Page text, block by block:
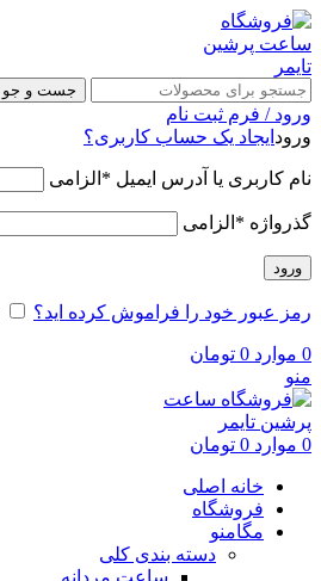
جست و جو
ورود / فرم ثبت نام
ورود ایجاد یک حساب کاربری؟
نام کاربری یا آدرس ایمیل * الزامی
گذرواژه * الزامی
ورود
رمز عبور خود را فراموش کرده اید؟
0 موارد 0 تومان
منو
0 موارد 0 تومان
خانه اصلی
فروشگاه
مگامنو
دسته بندی کلی
ساعت مردانه